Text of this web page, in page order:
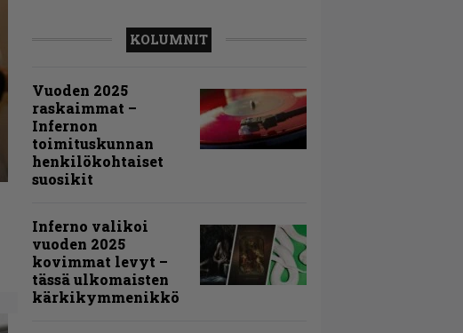
KOLUMNIT
Vuoden 2025
raskaimmat –
Infernon
toimituskunnan
henkilökohtaiset
suosikit
Inferno valikoi
vuoden 2025
kovimmat levyt –
tässä ulkomaisten
kärkikymmenikkö